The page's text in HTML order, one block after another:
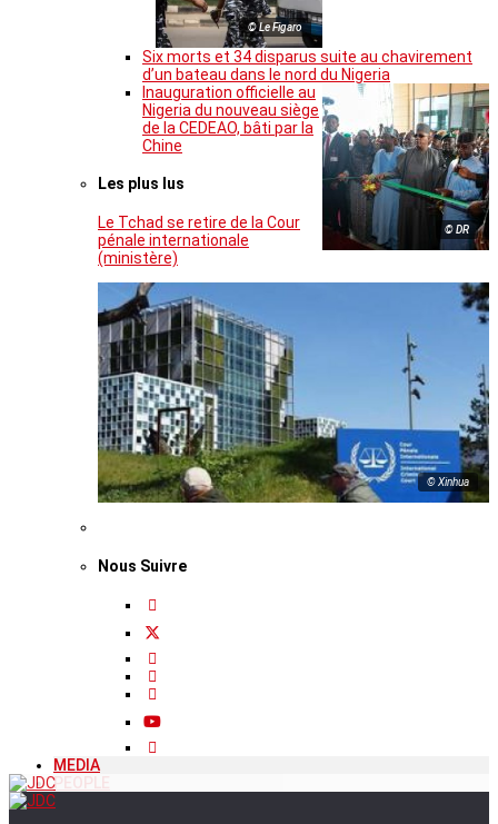
© Le Figaro
Six morts et 34 disparus suite au chavirement
d’un bateau dans le nord du Nigeria
© DR
Inauguration officielle au
Nigeria du nouveau siège
de la CEDEAO, bâti par la
Chine
Les plus lus
Le Tchad se retire de la Cour
pénale internationale
(ministère)
© Xinhua
Nous Suivre
MEDIA
PEOPLE